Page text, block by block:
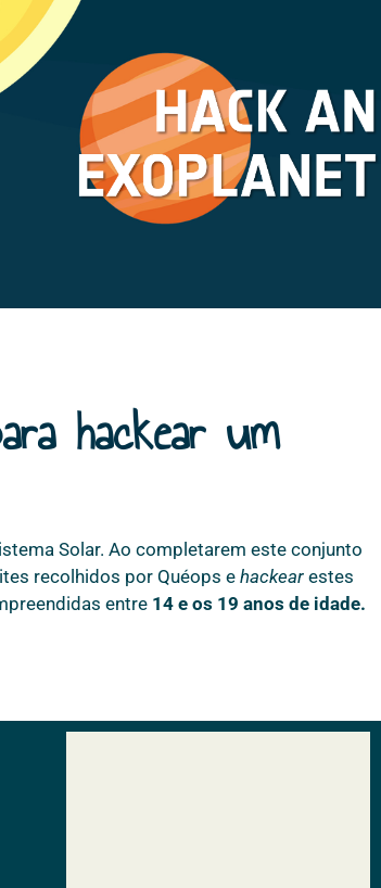
hackear um
Solar. Ao completarem este conjunto
recolhidos por Quéops e hackear estes
entre 14 e os 19 anos de idade.